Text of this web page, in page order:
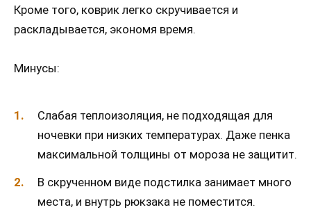
Кроме того, коврик легко скручивается и
раскладывается, экономя время.
Минусы:
Слабая теплоизоляция, не подходящая для
ночевки при низких температурах. Даже пенка
максимальной толщины от мороза не защитит.
В скрученном виде подстилка занимает много
места, и внутрь рюкзака не поместится.